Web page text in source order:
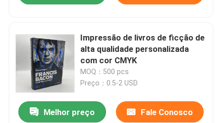
Impressão de livros de ficção de
alta qualidade personalizada
com cor CMYK
MOQ：500 pcs
Preço：0.5-2 USD
Melhor preço Fale Conosco